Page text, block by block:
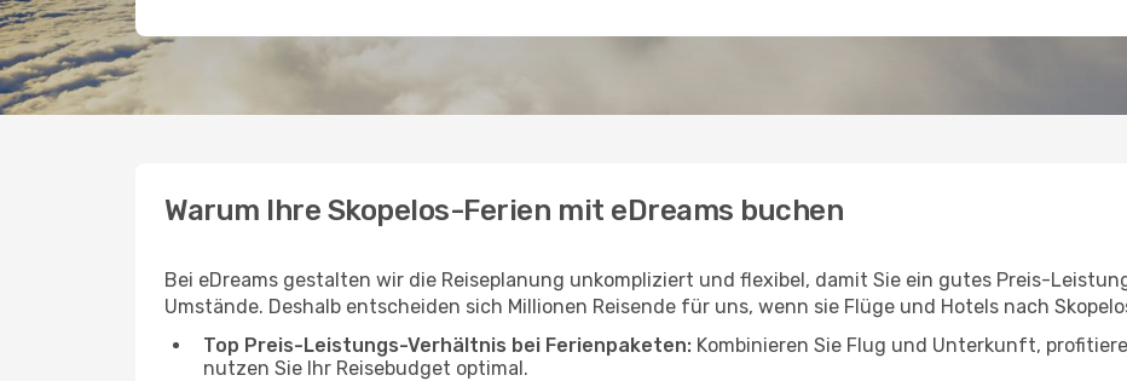
Warum Ihre Skopelos-Ferien mit eDreams buchen
Bei eDreams gestalten wir die Reiseplanung unkompliziert und flexibel, damit Sie ein gutes Preis-
Umstände. Deshalb entscheiden sich Millionen Reisende für uns, wenn sie Flüge und Hotels nach
Top Preis-Leistungs-Verhältnis bei Ferienpaketen: Kombinieren Sie Flug und Unterkunft,
nutzen Sie Ihr Reisebudget optimal.